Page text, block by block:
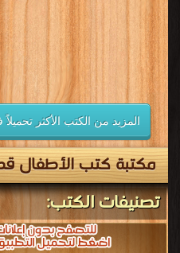
المزيد من الكتب الأكثر
مكتبة كتب الأطفال
تصنيفات الكتب: